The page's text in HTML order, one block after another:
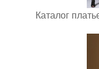
Каталог